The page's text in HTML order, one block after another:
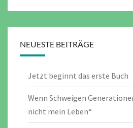
NEUESTE BEITRÄGE
Jetzt beginnt das erste Buch
Wenn Schweigen
nicht mein Leben“